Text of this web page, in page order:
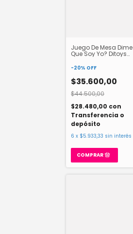
Juego De Mesa Dime
Que Soy Yo? Ditoys
-20% OFF
$35.600,00
$44.500,00
$28.480,00 con
Transferencia o
depósito
6 x $5.933,33 sin interés